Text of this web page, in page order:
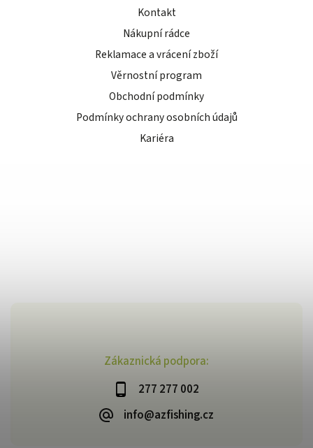
Zákaznická podpora:
277 277 002
info@azfishing.cz
Kontakt
Nákupní rádce
Reklamace a vrácení zboží
Věrnostní program
Obchodní podmínky
Podmínky ochrany osobních údajů
Kariéra